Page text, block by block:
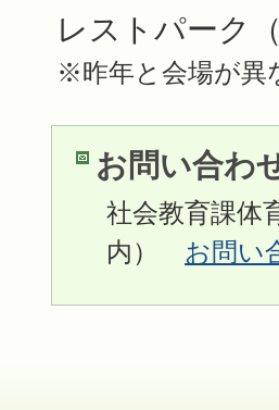
レストパーク
※昨年と会場が異
お問い合わ
社会教育課
内） お問い